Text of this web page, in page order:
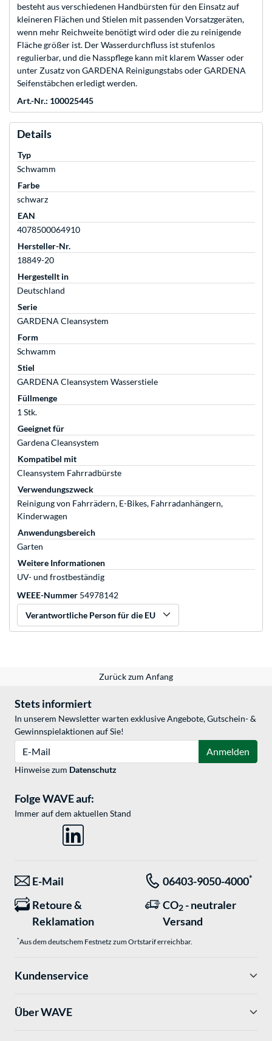
besteht aus verschiedenen Handbürsten für den Einsatz auf
kleineren Flächen und Stielen mit passenden Vorsatzgeräten,
wenn mehr Reichweite benötigt wird oder die zu reinigende
Fläche größer ist. Der Wasserdurchfluss ist stufenlos
regulierbar, und die Nasspflege kann mit klarem Wasser oder
unter Zusatz von GARDENA Reinigungstabs oder GARDENA
Seifenstäbchen erledigt werden.
Art.-Nr.: 100025445
Details
Typ
Schwamm
Farbe
schwarz
EAN
4078500064910
Hersteller-Nr.
18849-20
Hergestellt in
Deutschland
Serie
GARDENA Cleansystem
Form
Schwamm
Stiel
GARDENA Cleansystem Wasserstiele
Füllmenge
1 Stk.
Geeignet für
Gardena Cleansystem
Kompatibel mit
Cleansystem Fahrradbürste
Verwendungszweck
Reinigung von Fahrrädern, E-Bikes, Fahrradanhängern,
Kinderwagen
Anwendungsbereich
Garten
Weitere Informationen
UV- und frostbeständig
WEEE-Nummer 54978142
Verantwortliche Person für die EU
Zurück zum Anfang
Stets informiert
In unserem Newsletter warten exklusive Angebote, Gutschein- &
Gewinnspielaktionen auf Sie!
Anmelden
Hinweise zum Datenschutz
Folge WAVE auf:
Immer auf dem aktuellen Stand
E-Mail 06403-9050-4000*
Retoure &
Reklamation
CO2 - neutraler
Versand
*Aus dem deutschem Festnetz zum Ortstarif erreichbar.
Kundenservice
Über WAVE